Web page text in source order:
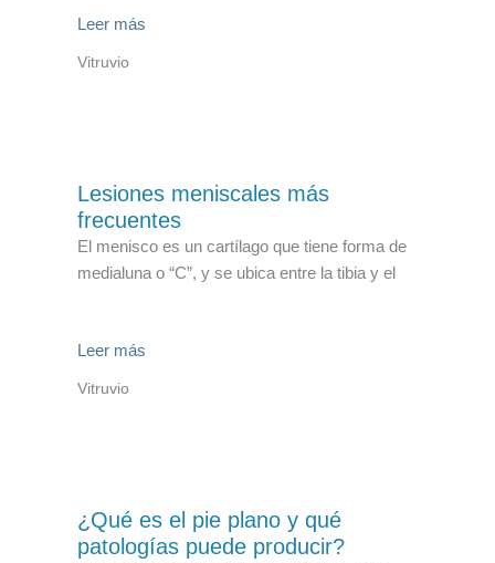
Leer más
Vitruvio
Lesiones meniscales más
frecuentes
El menisco es un cartílago que tiene forma de
medialuna o “C”, y se ubica entre la tibia y el
Leer más
Vitruvio
¿Qué es el pie plano y qué
patologías puede producir?